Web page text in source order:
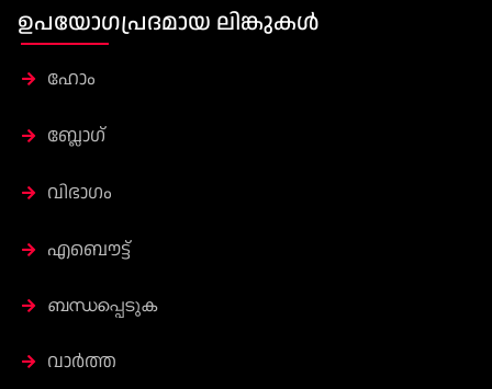
ഉപയോഗപ്രദമായ ലിങ്കുകൾ
ഹോം
ബ്ലോഗ്
വിഭാഗം
എബൌട്ട്
ബന്ധപ്പെടുക
വാർത്ത